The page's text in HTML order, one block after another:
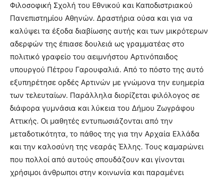
Φιλοσοφική Σχολή του Εθνικού και Καποδιστριακού
Πανεπιστημίου Αθηνών. Δραστήρια ούσα και για να
καλύψει τα έξοδα διαβίωσης αυτής και των μικρότερων
αδερφών της έπιασε δουλειά ως γραμματέας στο
πολιτικό γραφείο του αειμνήστου Αρτινόπαιδος
υπουργού Πέτρου Γαρουφαλιά. Από το πόστο της αυτό
εξυπηρέτησε ορδές Αρτινών με γνώμονα την ευημερία
των τελευταίων. Παράλληλα διορίζεται φιλόλογος σε
διάφορα γυμνάσια και λύκεια του Δήμου Ζωγράφου
Αττικής. Οι μαθητές εντυπωσιάζονται από την
μεταδοτικότητα, το πάθος της για την Αρχαία Ελλάδα
και την καλοσύνη της νεαράς Έλλης. Τους καμαρώνει
που πολλοί από αυτούς σπουδάζουν και γίνονται
χρήσιμοι άνθρωποι στην κοινωνία και παραμένει